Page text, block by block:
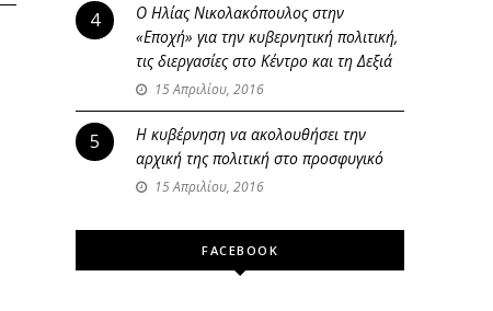
4
Ο Ηλίας Νικολακόπουλος στην
«Εποχή» για την κυβερνητική πολιτική,
τις διεργασίες στο Κέντρο και τη Δεξιά
15 Απριλίου, 2016
5
Η κυβέρνηση να ακολουθήσει την
αρχική της πολιτική στο προσφυγικό
15 Απριλίου, 2016
FACEBOOK